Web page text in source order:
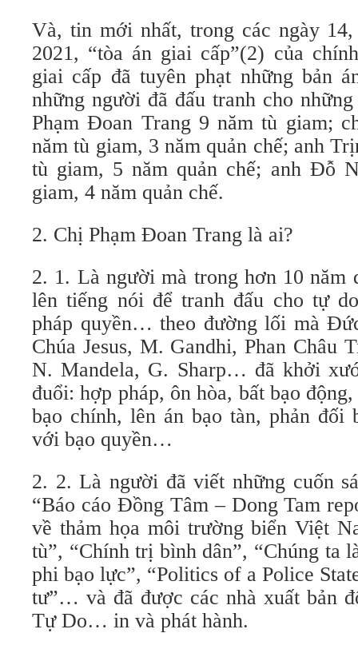
Và, tin mới nhất, trong các ngày
2021, “tòa án giai cấp”(2) của
giai cấp đã tuyên phạt những bản
những người đã đấu tranh cho
Phạm Đoan Trang 9 năm tù giam;
năm tù giam, 3 năm quản chế; anh
tù giam, 5 năm quản chế; anh Đỗ
giam, 4 năm quản chế.
2. Chị Phạm Đoan Trang là ai?
2. 1. Là người mà trong hơn 10 năm
lên tiếng nói để tranh đấu cho tự
pháp quyền… theo đường lối mà
Chúa Jesus, M. Gandhi, Phan Châu
N. Mandela, G. Sharp… đã khởi
đuổi: hợp pháp, ôn hòa, bất bạo
bạo chính, lên án bạo tàn, phản đối
với bạo quyền…
2. 2. Là người đã viết những cuốn
“Báo cáo Đồng Tâm – Dong Tam
về thảm họa môi trường biển Việt
tù”, “Chính trị bình dân”, “Chúng ta
phi bạo lực”, “Politics of a Police
tư”… và đã được các nhà xuất bản
Tự Do… in và phát hành.